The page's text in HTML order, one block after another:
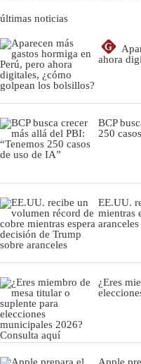
últimas noticias
G
ahora
BCP
250
EE.UU.
mientras
aranceles
¿Eres
Apple